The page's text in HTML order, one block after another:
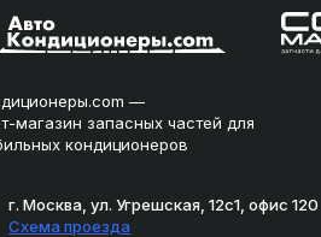
—
магазин запасных частей для
кондиционеров
г. Москва, ул. Угрешская, 12с1, офис 120
Схема проезда